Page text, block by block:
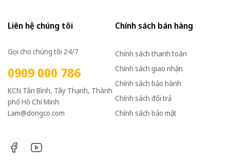
Liên hệ chúng tôi
Gọi cho chúng tôi 24/7
0909 000 786
KCN Tân Bình, Tây Thạnh, Thành
phố Hồ Chí Minh
Lam@dongco.com
Chính sách bán hàng
Chính sách thanh toán
Chính sách giao nhận
Chính sách bảo hành
Chính sách đổi trả
Chính sách bảo mật